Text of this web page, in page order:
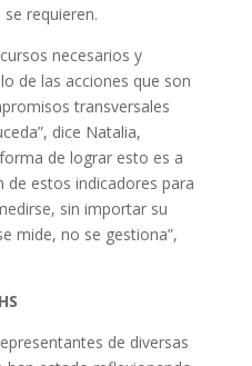
requieren.
necesarios y
de las acciones que son
transversales
dice Natalia,
de lograr esto es a
estos indicadores para
sin importar su
mide, no se gestiona”,
de diversas